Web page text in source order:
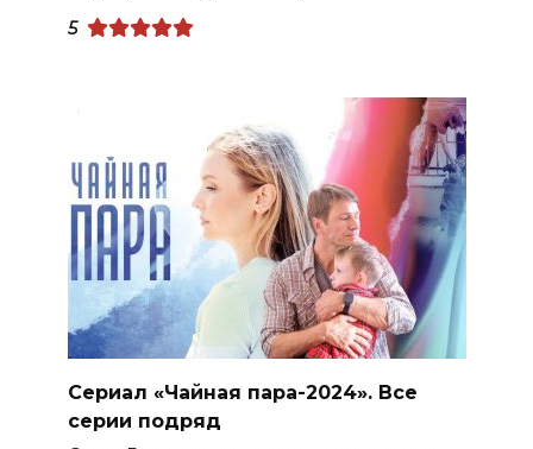
5
Сериал «Чайная пара-2024». Все
серии подряд